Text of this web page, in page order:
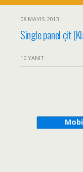
08 MAYIS 2013
Single panel çit
10 YANIT